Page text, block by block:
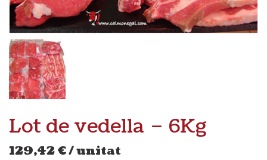
Lot de vedella – 6Kg
129,42€/ unitat